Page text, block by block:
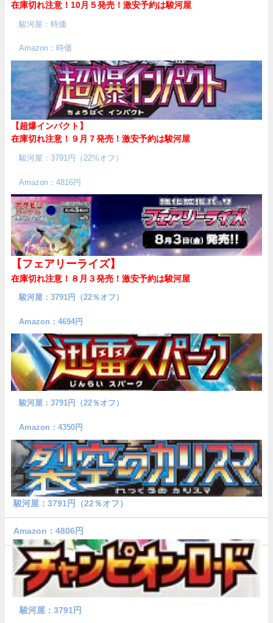
在庫切れ注意！10月５発売！ 激安予約は駿河屋
駿河屋：時価
Amazon：時価
【超爆インパクト】
在庫切れ注意！９月７発売！ 激安予約は駿河屋
駿河屋：3791円（22%オフ）
Amazon：4816円
【フェアリーライズ】
在庫切れ注意！８月３発売！ 激安予約は駿河屋
駿河屋：3791円（22％オフ）
Amazon：4694円
駿河屋：3791円（22％オフ）
Amazon：4350円
駿河屋：3791円（22％オフ）
Amazon：4806円
駿河屋：3791円